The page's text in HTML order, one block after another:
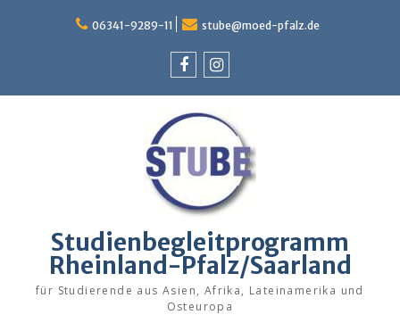
06341-9289-11 stube@moed-pfalz.de
Studienbegleitprogramm
Rheinland-Pfalz/Saarland
für Studierende aus Asien, Afrika, Lateinamerika und
Osteuropa